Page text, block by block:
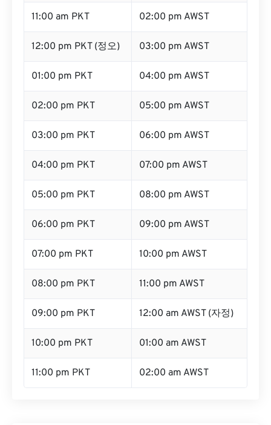
11:00 am PKT 02:00 pm AWST
12:00 pm PKT (정오) 03:00 pm AWST
01:00 pm PKT 04:00 pm AWST
02:00 pm PKT 05:00 pm AWST
03:00 pm PKT 06:00 pm AWST
04:00 pm PKT 07:00 pm AWST
05:00 pm PKT 08:00 pm AWST
06:00 pm PKT 09:00 pm AWST
07:00 pm PKT 10:00 pm AWST
08:00 pm PKT 11:00 pm AWST
09:00 pm PKT 12:00 am AWST (자정)
10:00 pm PKT 01:00 am AWST
11:00 pm PKT 02:00 am AWST